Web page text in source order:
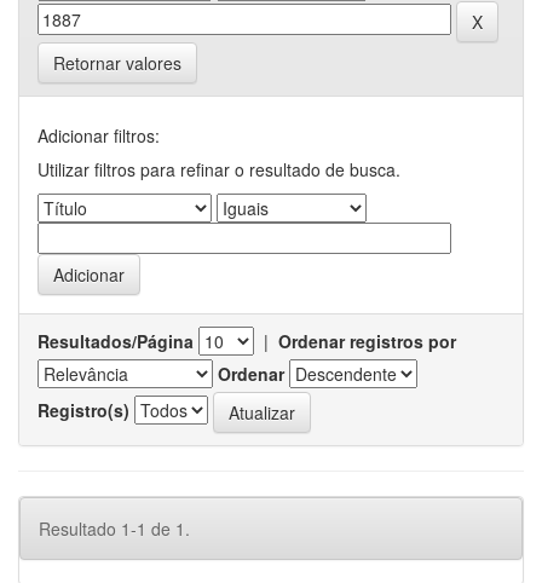
Retornar valores
Adicionar filtros:
Utilizar filtros para refinar o resultado de busca.
Resultados/Página | Ordenar registros por
Ordenar
Registro(s)
Resultado 1-1 de 1.